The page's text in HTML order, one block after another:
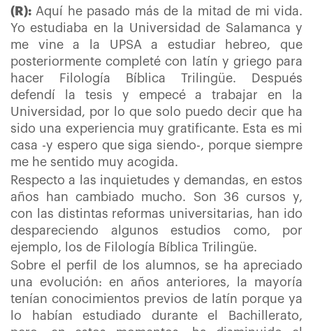
(R): Aquí he pasado más de la mitad de mi vida.
Yo estudiaba en la Universidad de Salamanca y
me vine a la UPSA a estudiar hebreo, que
posteriormente completé con latín y griego para
hacer Filología Bíblica Trilingüe. Después
defendí la tesis y empecé a trabajar en la
Universidad, por lo que solo puedo decir que ha
sido una experiencia muy gratificante. Esta es mi
casa -y espero que siga siendo-, porque siempre
me he sentido muy acogida.
Respecto a las inquietudes y demandas, en estos
años han cambiado mucho. Son 36 cursos y,
con las distintas reformas universitarias, han ido
despareciendo algunos estudios como, por
ejemplo, los de Filología Bíblica Trilingüe.
Sobre el perfil de los alumnos, se ha apreciado
una evolución: en años anteriores, la mayoría
tenían conocimientos previos de latín porque ya
lo habían estudiado durante el Bachillerato,